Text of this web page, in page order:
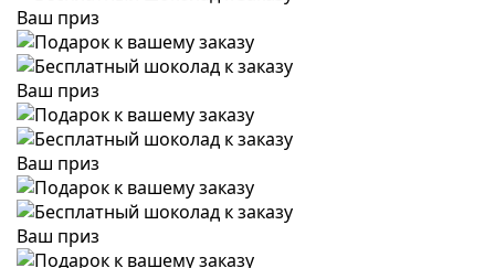
Ваш приз
Ваш приз
Ваш приз
Ваш приз